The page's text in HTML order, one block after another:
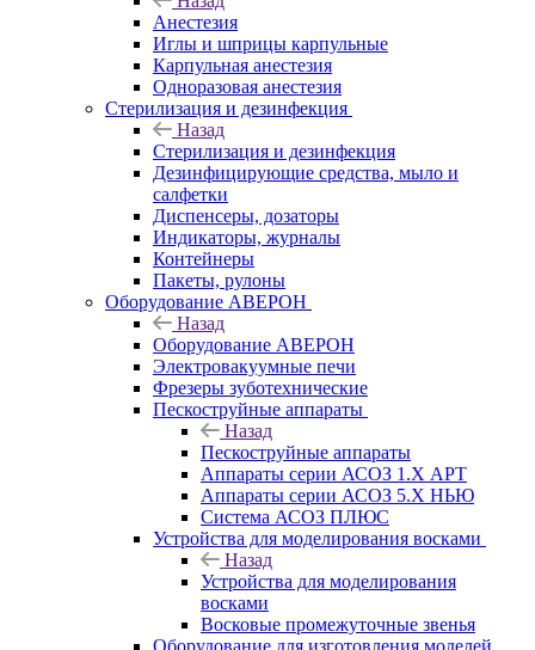
Анестезия
Иглы и шприцы карпульные
Карпульная анестезия
Одноразовая анестезия
Стерилизация и дезинфекция
Назад
Стерилизация и дезинфекция
Дезинфицирующие средства, мыло и
салфетки
Диспенсеры, дозаторы
Индикаторы, журналы
Контейнеры
Пакеты, рулоны
Оборудование АВЕРОН
Назад
Оборудование АВЕРОН
Электровакуумные печи
Фрезеры зуботехнические
Пескоструйные аппараты
Назад
Пескоструйные аппараты
Аппараты серии АСОЗ 1.Х АРТ
Аппараты серии АСОЗ 5.Х НЬЮ
Система АСОЗ ПЛЮС
Устройства для моделирования восками
Назад
Устройства для моделирования
восками
Восковые промежуточные звенья
Оборудование для изготовления моделей